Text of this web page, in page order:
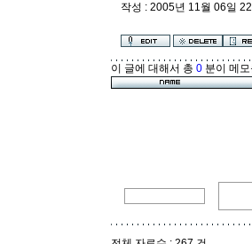
작성 : 2005년 11월 06일
이 글에 대해서 총 0 분이 메